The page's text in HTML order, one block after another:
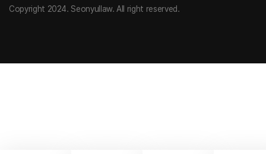
Copyright 2024. Seonyullaw. All right reserved.